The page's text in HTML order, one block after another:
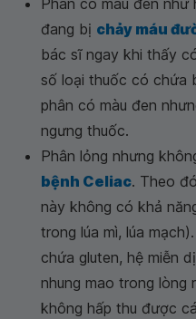
Phân có màu đen
đang bị chảy máu
bác sĩ ngay khi thấy
số loại thuốc có chứa
phân có màu đen
ngưng thuốc.
Phân lỏng nhưng
bệnh Celiac. Theo
này không có khả
trong lúa mì, lúa
chứa gluten, hệ miễn
nhung mao trong lòng
không hấp thu được